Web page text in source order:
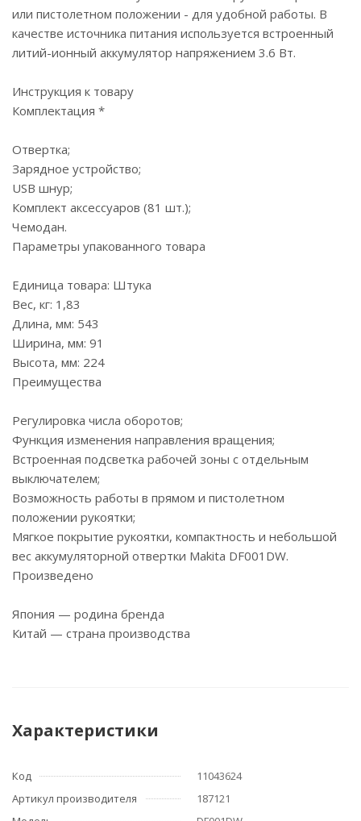
или пистолетном положении - для удобной работы. В
качестве источника питания используется встроенный
литий-ионный аккумулятор напряжением 3.6 Вт.
Инструкция к товару
Комплектация *
Отвертка;
Зарядное устройство;
USB шнур;
Комплект аксессуаров (81 шт.);
Чемодан.
Параметры упакованного товара
Единица товара: Штука
Вес, кг: 1,83
Длина, мм: 543
Ширина, мм: 91
Высота, мм: 224
Преимущества
Регулировка числа оборотов;
Функция изменения направления вращения;
Встроенная подсветка рабочей зоны с отдельным
выключателем;
Возможность работы в прямом и пистолетном
положении рукоятки;
Мягкое покрытие рукоятки, компактность и небольшой
вес аккумуляторной отвертки Makita DF001DW.
Произведено
Япония — родина бренда
Китай — страна производства
Характеристики
Код
11043624
Артикул производителя
187121